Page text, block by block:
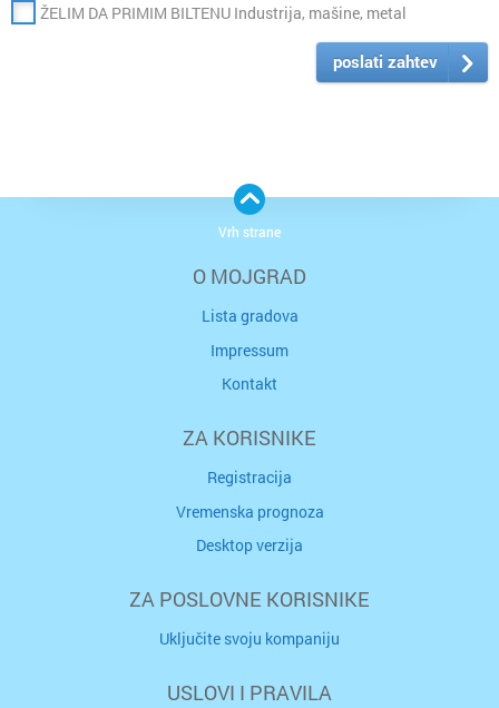
ŽELIM DA PRIMIM BILTENU Industrija, mašine, metal
poslati zahtev
O MOJGRAD
Lista gradova
Impressum
Kontakt
ZA KORISNIKE
Registracija
Vremenska prognoza
Desktop verzija
ZA POSLOVNE KORISNIKE
Uključite svoju kompaniju
USLOVI I PRAVILA
Vrh strane